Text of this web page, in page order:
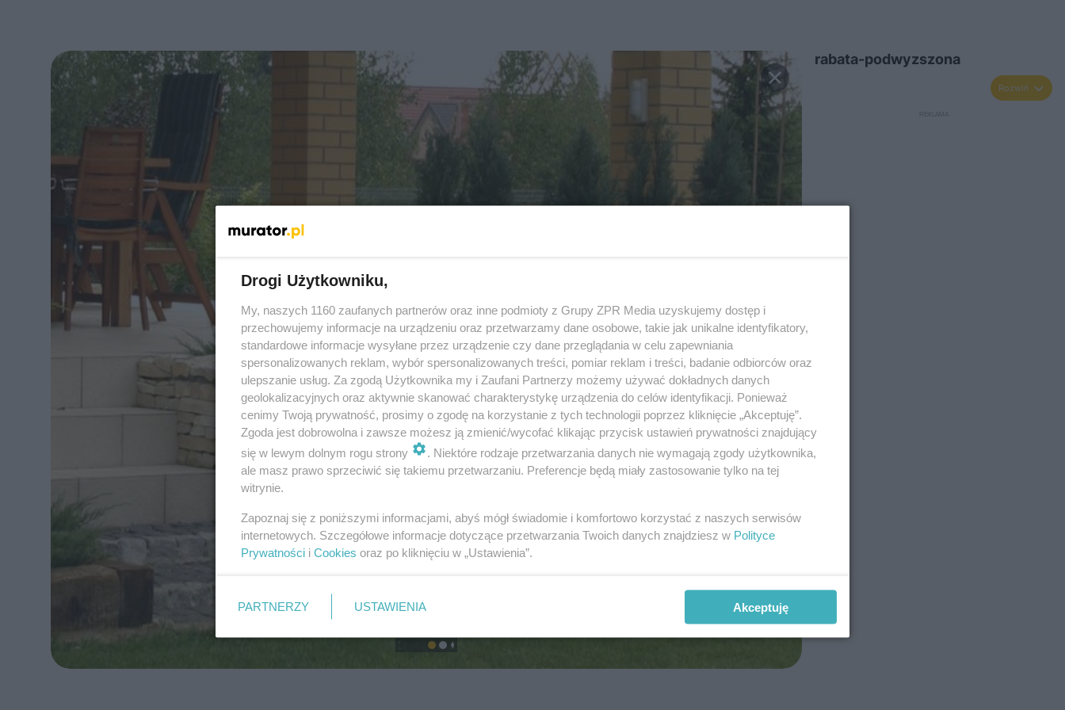
rabata-podwyzszona
Rozwiń
Drogi Użytkowniku,
My, naszych 1160 zaufanych partnerów oraz inne podmioty z Grupy ZPR Media uzyskujemy dostęp i
przechowujemy informacje na urządzeniu oraz przetwarzamy dane osobowe, takie jak unikalne identyfikatory,
standardowe informacje wysyłane przez urządzenie czy dane przeglądania w celu zapewniania
spersonalizowanych reklam, wybór spersonalizowanych treści, pomiar reklam i treści, badanie odbiorców oraz
ulepszanie usług. Za zgodą Użytkownika my i Zaufani Partnerzy możemy używać dokładnych danych
geolokalizacyjnych oraz aktywnie skanować charakterystykę urządzenia do celów identyfikacji. Ponieważ
cenimy Twoją prywatność, prosimy o zgodę na korzystanie z tych technologii poprzez kliknięcie „Akceptuję”.
Zgoda jest dobrowolna i zawsze możesz ją zmienić/wycofać klikając przycisk ustawień prywatności znajdujący
się w lewym dolnym rogu strony
. Niektóre rodzaje przetwarzania danych nie wymagają zgody użytkownika,
ale masz prawo sprzeciwić się takiemu przetwarzaniu. Preferencje będą miały zastosowanie tylko na tej
witrynie.
Zapoznaj się z poniższymi informacjami, abyś mógł świadomie i komfortowo korzystać z naszych serwisów
internetowych. Szczegółowe informacje dotyczące przetwarzania Twoich danych znajdziesz w Polityce
Prywatności i Cookies oraz po kliknięciu w „Ustawienia”.
PARTNERZY USTAWIENIA Akceptuję